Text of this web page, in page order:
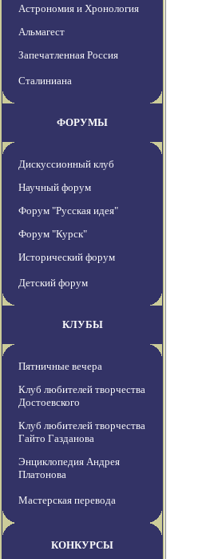
Астрономия и Хронология
Альмагест
Запечатленная Россия
Сталиниана
ФОРУМЫ
Дискуссионный клуб
Научный форум
Форум "Русская идея"
Форум "Курск"
Исторический форум
Детский форум
КЛУБЫ
Пятничные вечера
Клуб любителей творчества
Достоевского
Клуб любителей творчества
Гайто Газданова
Энциклопедия Андрея
Платонова
Мастерская перевода
КОНКУРСЫ